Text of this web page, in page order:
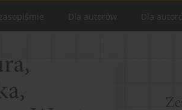
Dla autorów Dla